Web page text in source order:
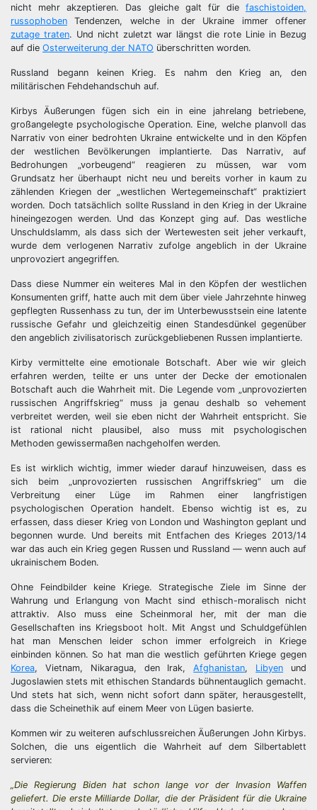
nicht mehr akzeptieren. Das gleiche galt für die faschistoiden,
russophoben Tendenzen, welche in der Ukraine immer offener
zutage traten. Und nicht zuletzt war längst die rote Linie in Bezug
auf die Osterweiterung der NATO überschritten worden.
Russland begann keinen Krieg. Es nahm den Krieg an, den
militärischen Fehdehandschuh auf.
Kirbys Äußerungen fügen sich ein in eine jahrelang betriebene,
großangelegte psychologische Operation. Eine, welche planvoll das
Narrativ von einer bedrohten Ukraine entwickelte und in den Köpfen
der westlichen Bevölkerungen implantierte. Das Narrativ, auf
Bedrohungen „vorbeugend“ reagieren zu müssen, war vom
Grundsatz her überhaupt nicht neu und bereits vorher in kaum zu
zählenden Kriegen der „westlichen Wertegemeinschaft“ praktiziert
worden. Doch tatsächlich sollte Russland in den Krieg in der Ukraine
hineingezogen werden. Und das Konzept ging auf. Das westliche
Unschuldslamm, als dass sich der Wertewesten seit jeher verkauft,
wurde dem verlogenen Narrativ zufolge angeblich in der Ukraine
unprovoziert angegriffen.
Dass diese Nummer ein weiteres Mal in den Köpfen der westlichen
Konsumenten griff, hatte auch mit dem über viele Jahrzehnte hinweg
gepflegten Russenhass zu tun, der im Unterbewusstsein eine latente
russische Gefahr und gleichzeitig einen Standesdünkel gegenüber
den angeblich zivilisatorisch zurückgebliebenen Russen implantierte.
Kirby vermittelte eine emotionale Botschaft. Aber wie wir gleich
erfahren werden, teilte er uns unter der Decke der emotionalen
Botschaft auch die Wahrheit mit. Die Legende vom „unprovozierten
russischen Angriffskrieg“ muss ja genau deshalb so vehement
verbreitet werden, weil sie eben nicht der Wahrheit entspricht. Sie
ist rational nicht plausibel, also muss mit psychologischen
Methoden gewissermaßen nachgeholfen werden.
Es ist wirklich wichtig, immer wieder darauf hinzuweisen, dass es
sich beim „unprovozierten russischen Angriffskrieg“ um die
Verbreitung einer Lüge im Rahmen einer langfristigen
psychologischen Operation handelt. Ebenso wichtig ist es, zu
erfassen, dass dieser Krieg von London und Washington geplant und
begonnen wurde. Und bereits mit Entfachen des Krieges 2013/14
war das auch ein Krieg gegen Russen und Russland — wenn auch auf
ukrainischem Boden.
Ohne Feindbilder keine Kriege. Strategische Ziele im Sinne der
Wahrung und Erlangung von Macht sind ethisch-moralisch nicht
attraktiv. Also muss eine Scheinmoral her, mit der man die
Gesellschaften ins Kriegsboot holt. Mit Angst und Schuldgefühlen
hat man Menschen leider schon immer erfolgreich in Kriege
einbinden können. So hat man die westlich geführten Kriege gegen
Korea, Vietnam, Nikaragua, den Irak,Afghanistan, Libyen und
Jugoslawien stets mit ethischen Standards bühnentauglich gemacht.
Und stets hat sich, wenn nicht sofort dann später, herausgestellt,
dass die Scheinethik auf einem Meer von Lügen basierte.
Kommen wir zu weiteren aufschlussreichen Äußerungen John Kirbys.
Solchen, die uns eigentlich die Wahrheit auf dem Silbertablett
servieren:
„Die Regierung Biden hat schon lange vor der Invasion Waffen
geliefert. Die erste Milliarde Dollar, die der Präsident für die Ukraine